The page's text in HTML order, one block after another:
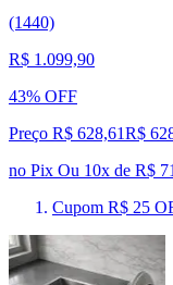
(1440)
R$ 1.099,90
43% OFF
Preço R$ 628,61R$
no Pix Ou 10x de R$
Cupom R$ 25